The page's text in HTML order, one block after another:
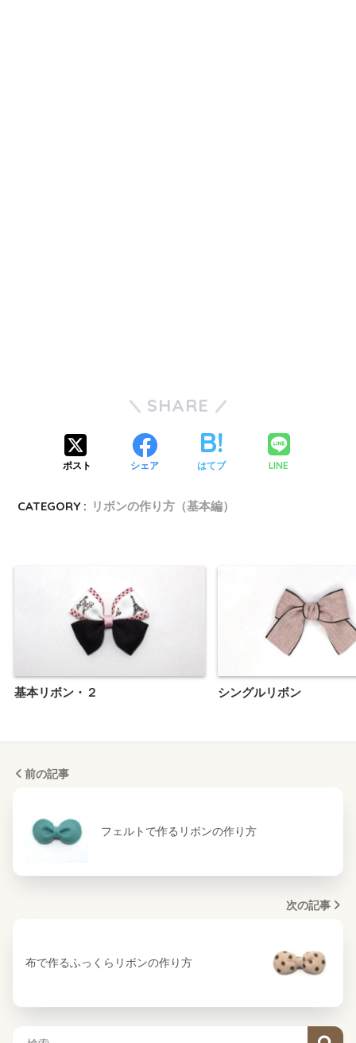
SHARE
ポスト シェア はてブ LINE
CATEGORY : リボンの作り方（基本編）
基本リボン・２ シングルリボン
前の記事
フェルトで作るリボンの作り方
次の記事
布で作るふっくらリボンの作り方